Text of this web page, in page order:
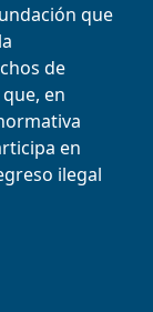
que
de
en
en
ilegal